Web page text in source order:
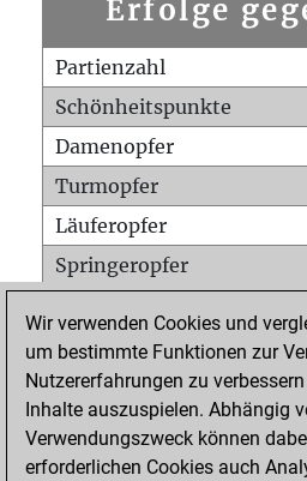
Erfolge
Partienzahl
Schönheitspunkte
Damenopfer
Turmopfer
Läuferopfer
Springeropfer
Matt auf vollem Brett
Bauer setzt Matt
Erstickte Matts
Unterverwandlungen
Wir verwenden Cookies und
um bestimmte Funktionen zur
Nutzererfahrungen zu
Inhalte auszuspielen. Abhängig
Verwendungszweck können
erforderlichen Cookies auch